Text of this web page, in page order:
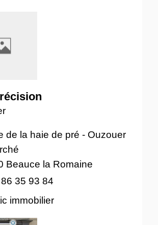
de la haie de pré - Ouzouer
Beauce la Romaine
35 93 84
immobilier